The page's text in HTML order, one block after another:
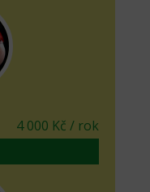
4 000 Kč / rok